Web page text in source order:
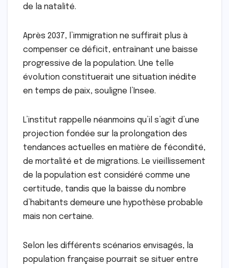
de la natalité.
Après 2037, l’immigration ne suffirait plus à
compenser ce déficit, entraînant une baisse
progressive de la population. Une telle
évolution constituerait une situation inédite
en temps de paix, souligne l’Insee.
L’institut rappelle néanmoins qu’il s’agit d’une
projection fondée sur la prolongation des
tendances actuelles en matière de fécondité,
de mortalité et de migrations. Le vieillissement
de la population est considéré comme une
certitude, tandis que la baisse du nombre
d’habitants demeure une hypothèse probable
mais non certaine.
Selon les différents scénarios envisagés, la
population française pourrait se situer entre